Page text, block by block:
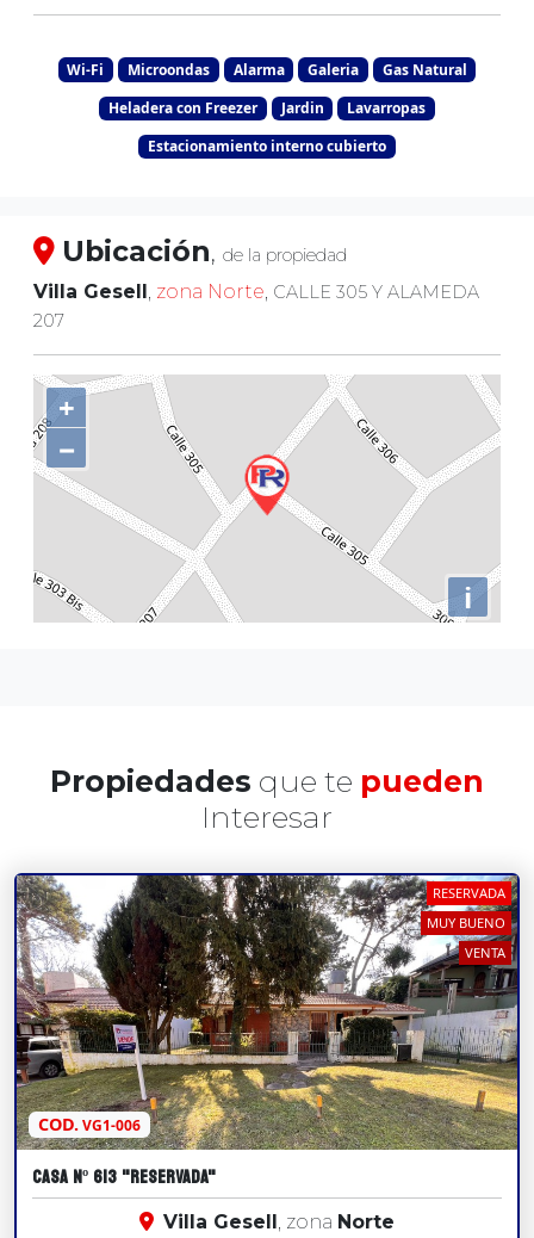
Wi-Fi Microondas Alarma Galeria
Gas Natural
Heladera con Freezer
Jardin
Lavarropas
Estacionamiento interno cubierto
Ubicación, de la propiedad
Villa Gesell, zona Norte, CALLE 305 Y ALAMEDA
207
+
−
i
Propiedades que te pueden
Interesar
COD.VG1-006
RESERVADA
MUY BUENO
VENTA
Casa Nº 613 "RESERVADA"
Villa Gesell, zona Norte